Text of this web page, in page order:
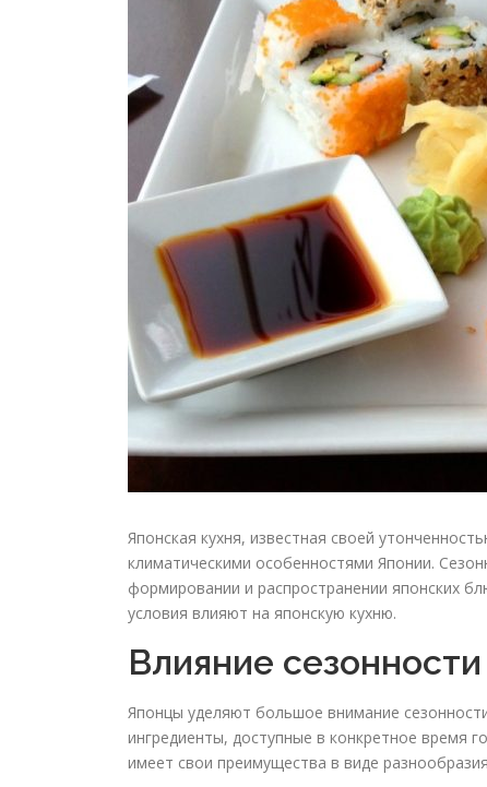
Японская кухня, известная своей
климатическими особенностями Японии.
формировании и распространении японских
условия влияют на японскую кухню.
Влияние сезонности
Японцы уделяют большое внимание
ингредиенты, доступные в конкретное время
имеет свои преимущества в виде